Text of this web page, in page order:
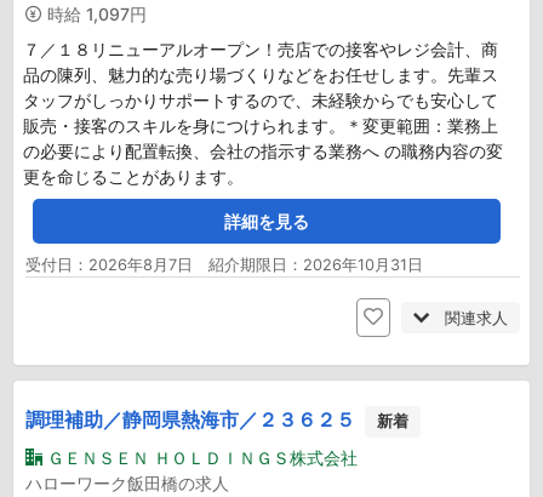
時給 1,097円
７／１８リニューアルオープン！売店での接客やレジ会計、商
品の陳列、魅力的な売り場づくりなどをお任せします。先輩ス
タッフがしっかりサポートするので、未経験からでも安心して
販売・接客のスキルを身につけられます。＊変更範囲：業務上
の必要により配置転換、会社の指示する業務へ の職務内容の変
更を命じることがあります。
詳細を見る
受付日：2026年8月7日 紹介期限日：2026年10月31日
関連求人
調理補助／静岡県熱海市／２３６２５ 新着
ＧＥＮＳＥＮ ＨＯＬＤＩＮＧＳ株式会社
ハローワーク飯田橋の求人